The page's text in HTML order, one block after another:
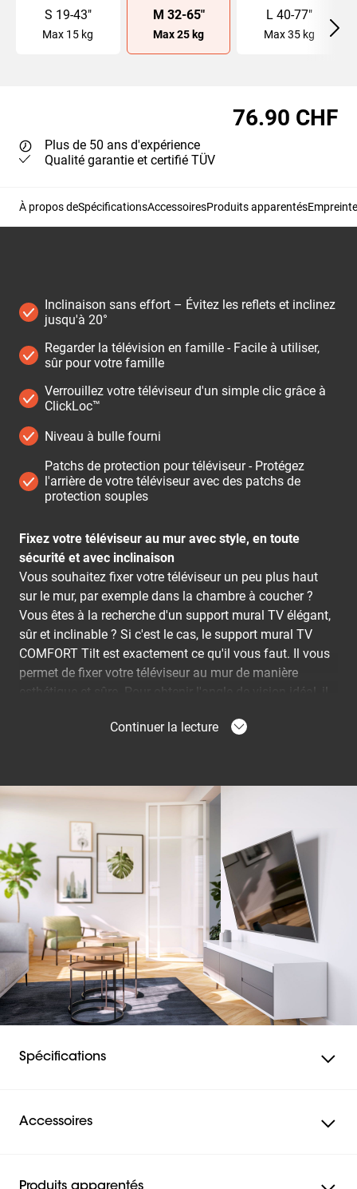
S 19-43"
Max 15 kg
M 32-65"
Max25 kg
L 40-77"
Max 35 kg
76.90 CHF
Plus de 50 ans d'expérience
Qualité garantie et certifié TÜV
À propos deSpécificationsAccessoiresProduits apparentés
Inclinaison sans effort – Évitez les reflets et inclinez
jusqu'à 20°
Regarder la télévision en famille - Facile à utiliser,
sûr pour votre famille
Verrouillez votre téléviseur d'un simple clic grâce à
ClickLoc™
Niveau à bulle fourni
Patchs de protection pour téléviseur - Protégez
l'arrière de votre téléviseur avec des patchs de
protection souples
Fixez votre téléviseur au mur avec style, en toute
sécurité et avec inclinaison
Vous souhaitez fixer votre téléviseur un peu plus haut
sur le mur, par exemple dans la chambre à coucher ?
Vous êtes à la recherche d'un support mural TV élégant,
sûr et inclinable ? Si c'est le cas, le support mural TV
COMFORT Tilt est exactement ce qu'il vous faut. Il vous
permet de fixer votre téléviseur au mur de manière
esthétique et sûre. Pour obtenir l'angle de vision idéal, il
Un sentiment de sécurité et un confort visuel optimal.
C'est ce que propose le support mural TV COMFORT Tilt.
Il suffit d'incliner votre téléviseur dans la position idéale
pour profiter de votre programme préféré en tout confort.
Solides et sûrs
Les supports muraux TV COMFORT Tilt sont certifiés
TÜV et testés jusqu'à trois fois leur capacité de poids
maximale. Ce n'est pas pour rien que vous bénéficiez
d'une garantie de 10 ans. Le système de sécurité
ClickLoc™ verrouille votre téléviseur en toute sécurité sur
le support mural avec un clic audible. Ainsi sans aucun
doute possible. Votre téléviseur est solidement fixé.
Continuer la lecture
Spécifications
Accessoires